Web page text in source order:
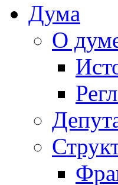
Дума
О